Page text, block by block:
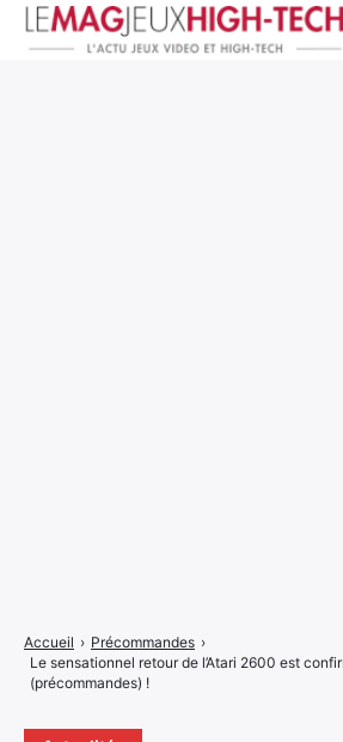
Accueil › Précommandes ›
Le sensationnel retour de l’Atari 2600 est
(précommandes) !